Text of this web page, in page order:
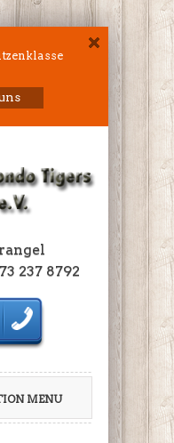
237 8792
MENU